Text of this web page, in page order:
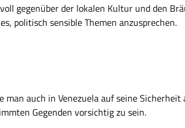
gegenüber der lokalen Kultur und den
politisch sensible Themen anzusprechen.
man auch in Venezuela auf seine
Gegenden vorsichtig zu sein.